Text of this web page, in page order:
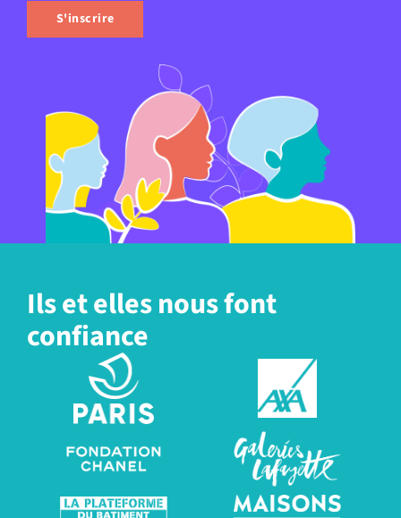
Ils et elles nous font
confiance